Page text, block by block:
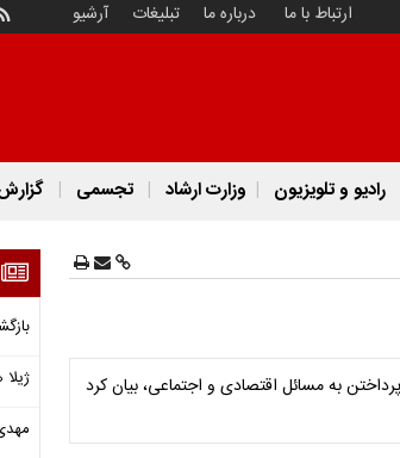
ارتباط با ما درباره ما تبلیغات آرشیو
رادیو و تلویزیون وزارت ارشاد تجسمی
به مسائل اقتصادی و اجتماعی، بیان کرد